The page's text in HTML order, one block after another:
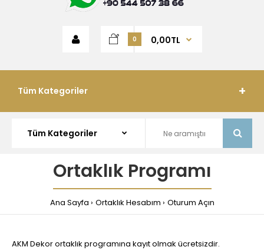
0 0,00TL
Tüm Kategoriler
Ortaklık Programı
Ana Sayfa Ortaklık Hesabım Oturum Açın
AKM Dekor ortaklık programına kayıt olmak ücretsizdir.